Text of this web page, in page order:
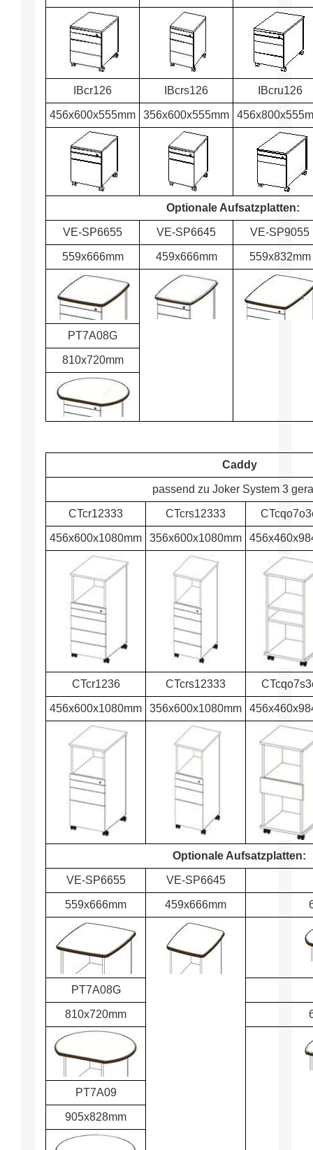
IBcr126 IBcrs126 IBcru126
456x600x555mm 356x600x555mm
Optionale Aufsatzplatten:
VE-SP6655 VE-SP6645 VE-SP9055
559x666mm 459x666mm 559x832mm
PT7A08G
810x720mm
Caddy
passend zu Joker System 3
CTcr12333 CTcrs12333
456x600x1080mm 356x600x1080mm
CTcr1236 CTcrs12333
456x600x1080mm 356x600x1080mm
Optionale Aufsatzplatten:
VE-SP6655 VE-SP6645
559x666mm 459x666mm
PT7A08G
810x720mm
PT7A09
905x828mm